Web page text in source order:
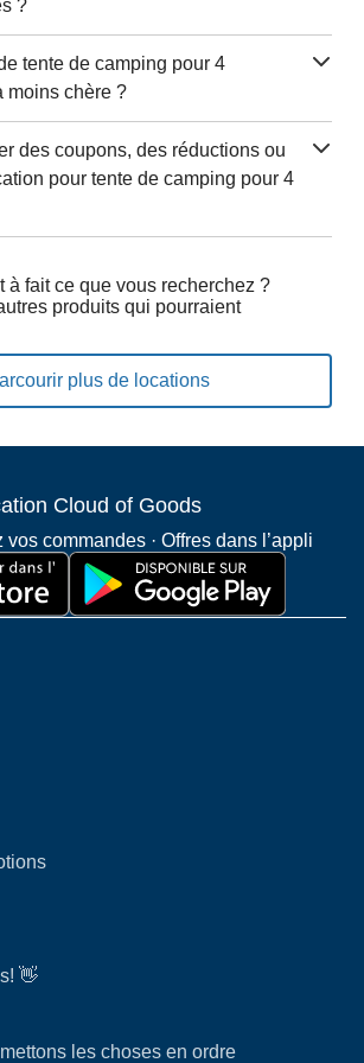
?
tente de camping pour 4
moins chère ?
des coupons, des réductions ou
pour tente de camping pour 4
à fait ce que vous recherchez ?
produits qui pourraient
plus de locations
Cloud of Goods
vos commandes · Offres dans l’appli
👋
les choses en ordre